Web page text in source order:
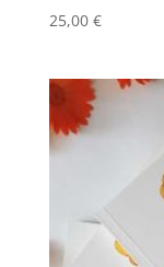
25,00 €